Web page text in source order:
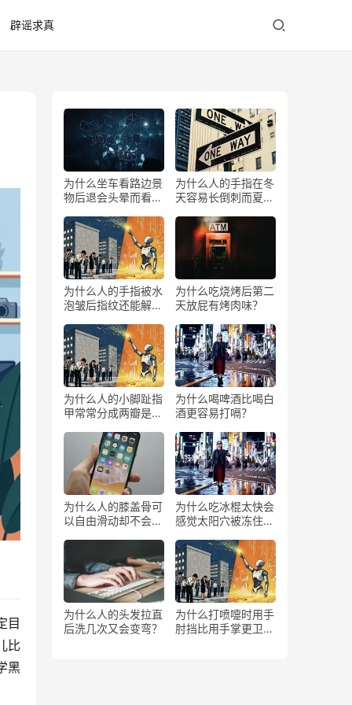
辟谣求真
目
比
黑
为什么坐车看路边景
物后退会头晕而看前
为什么人的手指在冬
天容易长倒刺而夏天
为什么人的手指被水
泡皱后指纹还能解锁
为什么吃烧烤后第二
天放屁有烤肉味？
为什么人的小脚趾指
甲常常分成两瓣是返
为什么喝啤酒比喝白
酒更容易打嗝？
为什么人的膝盖骨可
以自由滑动却不会掉
为什么吃冰棍太快会
感觉太阳穴被冻住了
为什么人的头发拉直
后洗几次又会变弯？
为什么打喷嚏时用手
肘挡比用手掌更卫